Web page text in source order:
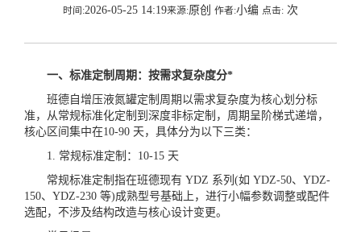
时间:2026-05-25 14:19来源:原创 作者:小编 点击: 次
一、标准定制周期：按需求复杂度分*
班德自增压液氮罐定制周期以需求复杂度为核心划分标
准，从常规标准化定制到深度非标定制，周期呈阶梯式递增，
核心区间集中在10-90 天，具体分为以下三类：
1. 常规标准定制：10-15 天
常规标准定制指在班德现有 YDZ 系列(如 YDZ-50、YDZ-
150、YDZ-230 等)成熟型号基础上，进行小幅参数调整或配件
选配，不涉及结构改造与核心设计变更。